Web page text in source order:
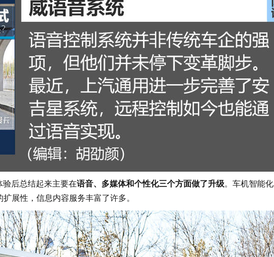
后总结起来主要在语音、多媒体和个性化三个方面做了升级。车机智能
展性，信息内容服务丰富了许多。